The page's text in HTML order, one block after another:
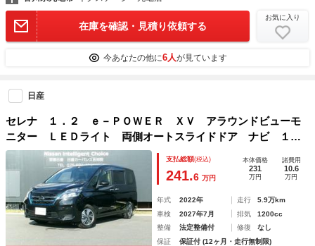
在庫を確認・見積り依頼する
お気に入り
今あなたの他に6人が見ています
日産
セレナ １．２ ｅ－ＰＯＷＥＲ ＸＶ アラウンドビューモ
ニター ＬＥＤライト 両側オートスライドドア ナビ １オ
ーナー レーンキープ オートクルーズコントロール オート
マチックハイビーム キーフリー ＥＴＣ ドライブレコーダ
ー ３列シート
支払総額(税込)
241.6 万円
本体価格
231
万円
諸費用
10.6
万円
年式 2022年 走行
5.9万km
車検
2027年7月 排気
1200cc
整備
法定整備付 修復
なし
保証
保証付 (12ヶ月・走行無制限)